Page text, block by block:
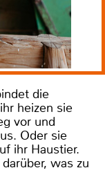
die
heizen sie
vor und
Oder sie
ihr Haustier.
was zu